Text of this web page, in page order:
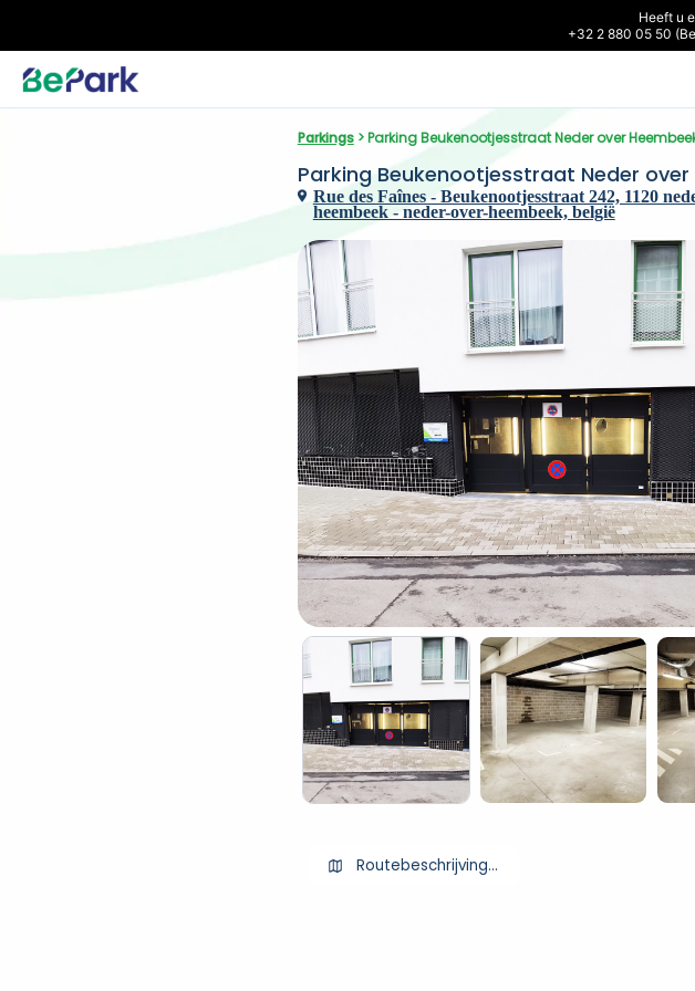
Heeft u
+32 2 880 05 50
Parkings > Parking Beukenootjesstraat Neder over
Parking Beukenootjesstraat Neder over
Rue des Faînes - Beukenootjesstraat 242, 1120
heembeek - neder-over-heembeek, belgië
Routebeschrijving ophalen